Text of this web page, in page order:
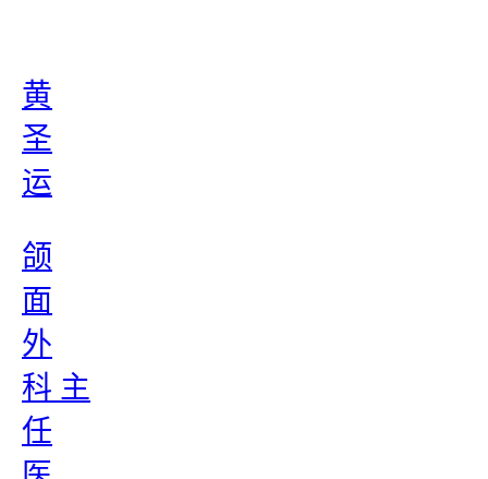
黄
圣
运
颌
面
外
科 主
任